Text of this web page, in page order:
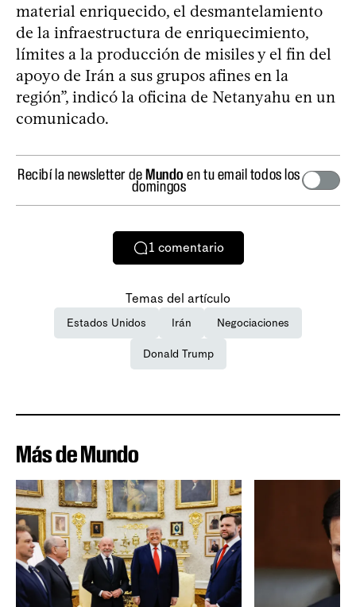
material enriquecido, el desmantelamiento
de la infraestructura de enriquecimiento,
límites a la producción de misiles y el fin del
apoyo de Irán a sus grupos afines en la
región”, indicó la oficina de Netanyahu en un
comunicado.
Recibí la newsletter deMundo en tu email todos los
domingos
1 comentario
Temas del artículo
Estados Unidos Irán Negociaciones
Donald Trump
Más de Mundo